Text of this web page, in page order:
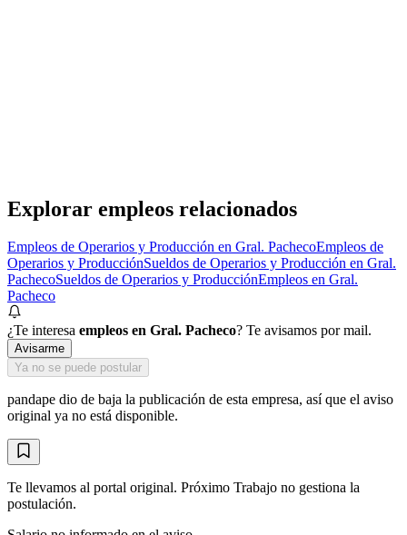
Explorar empleos relacionados
Empleos de Operarios y Producción en Gral. PachecoEmpleos de
Operarios y ProducciónSueldos de Operarios y Producción en Gral.
PachecoSueldos de Operarios y ProducciónEmpleos en Gral.
Pacheco
¿Te interesa empleos en Gral. Pacheco? Te avisamos por mail.
Avisarme
Ya no se puede postular
pandape dio de baja la publicación de esta empresa, así que el aviso
original ya no está disponible.
Te llevamos al portal original. Próximo Trabajo no gestiona la
postulación.